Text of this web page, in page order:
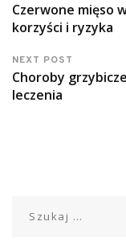
Czerwone mięso
korzyści i ryzyka
NEXT POST
Choroby
leczenia